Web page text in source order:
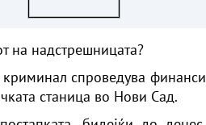
на надстрешницата?
спроведува
станица во Нови Сад.